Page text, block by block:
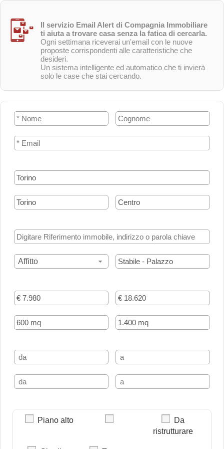
Il servizio Email Alert di Compagnia Immobiliare
ti aiuta a trovare casa senza la fatica di cercarla.
Ogni settimana riceverai un'email con le nuove
proposte corrispondenti alle caratteristiche che
desideri.
Un sistema intelligente ed automatico che ti invierà
solo le case che stai cercando.
Affitto
Piano alto
Da
ristrutturare